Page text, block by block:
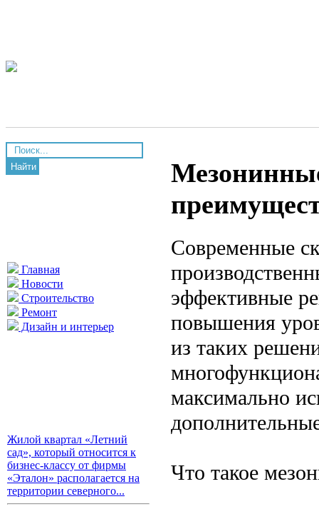
Найти
Главная
Новости
Строительство
Ремонт
Дизайн и интерьер
Жилой квартал «Летний
сад», который относится к
бизнес-классу от фирмы
«Эталон» располагается на
территории северного...
Современные
эффективные
повышения
из таких
максимально
Что такое